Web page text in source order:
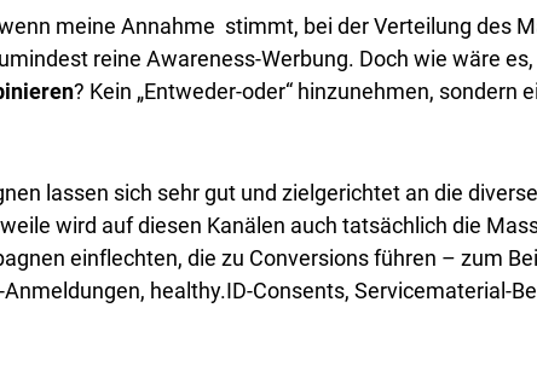
meine Annahme stimmt, bei der Verteilung des
reine Awareness-Werbung. Doch wie wäre es,
? Kein „Entweder-oder“ hinzunehmen, sondern
lassen sich sehr gut und zielgerichtet an die
wird auf diesen Kanälen auch tatsächlich die
einflechten, die zu Conversions führen – zum
healthy.ID-Consents, Servicematerial-